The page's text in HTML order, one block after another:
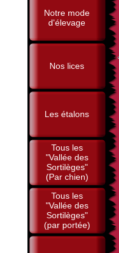
Notre mode
d'élevage
Nos lices
Les étalons
Tous les
"Vallée des
Sortilèges"
(Par chien)
Tous les
"Vallée des
Sortilèges"
(par portée)